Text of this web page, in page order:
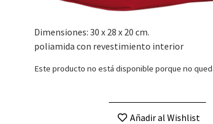
Dimensiones: 30 x 28 x 20 cm.
poliamida con revestimiento interior
Este producto no está disponible porque no
Añadir al Wishlist